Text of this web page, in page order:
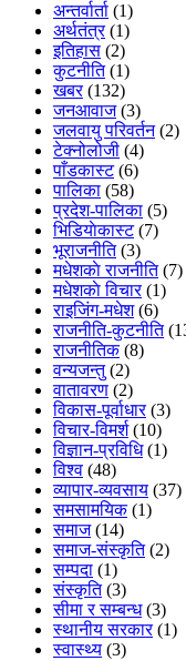
अन्तर्वार्ता (1)
अर्थतंत्र(1)
इतिहास (2)
कुटनीति(1)
खबर(132)
जनआवाज(3)
जलवायु परिवर्तन(2)
टेक्नोलोजी (4)
पाँडकास्ट(6)
पालिका (58)
प्रदेश-पालिका (5)
भिडियाेकास्ट(7)
भूराजनीति(3)
मधेशकाे राजनीति(7)
मधेशकाे विचार(1)
राइजिंग-मधेश(6)
राजनीति-कुटनीति
राजनीतिक(8)
वन्यजन्तु(2)
वातावरण (2)
विकास-पूर्वाधार(3)
विचार-विमर्श(10)
विज्ञान-प्रविधि(1)
विश्व (48)
व्यापार-व्यवसाय (37)
समसामयिक(1)
समाज(14)
समाज-संस्कृति(2)
सम्पदा (1)
संस्कृति(3)
सीमा र सम्बन्ध(3)
स्थानीय सरकार(1)
स्वास्थ्य (3)